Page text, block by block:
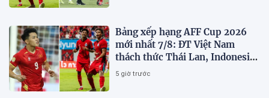
Bảng xếp hạng AFF Cup 2026
mới nhất 7/8: ĐT Việt Nam
thách thức Thái Lan, Indonesia
dừng bước
5 giờ trước